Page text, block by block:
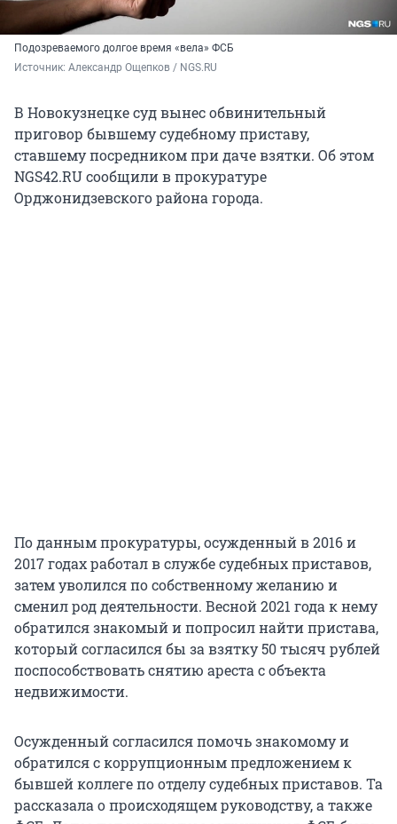
Подозреваемого долгое время «вела» ФСБ
Источник: Александр Ощепков / NGS.RU
В Новокузнецке суд вынес обвинительный
приговор бывшему судебному приставу,
ставшему посредником при даче взятки. Об этом
NGS42.RU сообщили в прокуратуре
Орджонидзевского района города.
По данным прокуратуры, осужденный в 2016 и
2017 годах работал в службе судебных приставов,
затем уволился по собственному желанию и
сменил род деятельности. Весной 2021 года к нему
обратился знакомый и попросил найти пристава,
который согласился бы за взятку 50 тысяч рублей
поспособствовать снятию ареста с объекта
недвижимости.
Осужденный согласился помочь знакомому и
обратился с коррупционным предложением к
бывшей коллеге по отделу судебных приставов. Та
рассказала о происходящем руководству, а также